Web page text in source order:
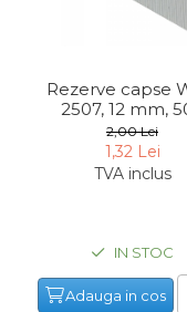
Sarpe Desfundat
Nivele
Ruleta de Masurat
Amortizoare
Scule Unelte
Rezerve capse
2507, 12 mm,
bucati
2,00 Lei
1,32 Lei
TVA inclus
IN STOC
Adauga in cos